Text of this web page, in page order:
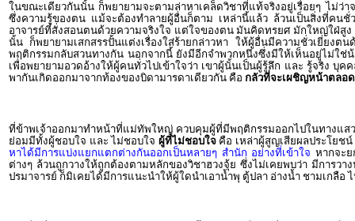
ในขณะเดียวกันนั้น ก็พยายามจะตามล่าหาเคล็ดวิชาที่แท้จริงอยู่เรื่อยๆ ไม่ว่
ซึ่งความรู้ของตน แม้จะต้องทำลายผู้อื่นก็ตาม เหล่านี้แล้ว ล้วนเป็นสิ่งที่คน
อาจารย์ที่สั่งสอนตนด้วยความจริงใจ แต่ใจของตน มันคิดทรยศ มักใหญ่ใฝ่สู
นั้น ก็พยายามเสกสรรปั้นแต่งเรื่องใส่ร้ายกล่าวหา ให้ผู้อื่นมีความชั่วเยี่ยง
พฤติกรรมกลับสวนทางกัน นอกจากนี้ ยังมีอีกจำพวกหนึ่งซึ่งมีให้เห็นอยู่ไม่ใช่
เพื่อพยายามอวดอ้างให้ผู้คนทั่วไปเข้าใจว่า เขาผู้นั้นเป็นผู้รู้ลึก และ รู้จริง
พากันเกิดออกมาจากท้องของบิดามารดาเดียวกัน คือ กลัวที่จะเผชิญหน้าตลอด
ที่ข้าพเจ้าออกมาทำหน้าที่แม่ทัพใหญ่ ควบคุมผู้ที่มีพฤติกรรมออกไปในทางแส
ย่อมมีทั้งผู้ชอบใจ และ ไม่ชอบใจ ผู้ที่ไม่ชอบใจคือ เหล่าผู้สูญเสียผลประโยช
หาได้มีการแบ่งแยกแตกต่างกันออกเป็นหลายๆ สำนัก อย่างที่เข้าใจ หากจะ
ต่างๆ ล้วนถูกวางให้ถูกต้องตามหลักของวิชาฮวงจุ้ย ซึ่งไม่เคยพบว่า มีการว
ปรมาจารย์ ก็มิเคยได้มีการแนะนำให้ผู้ใดนำเอาน้ำพุ ตู้ปลา อ่างน้ำ ชามเกลือ